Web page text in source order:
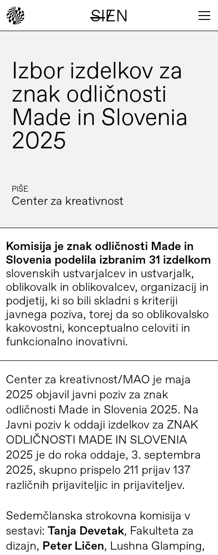
/
SIEN
Izbor izdelkov za
znak odličnosti
Made in Slovenia
2025
PIŠE
Center za kreativnost
Komisija je znak odličnosti Made in
Slovenia podelila izbranim 31 izdelkom
slovenskih ustvarjalcev in ustvarjalk,
oblikovalk in oblikovalcev, organizacij in
podjetij, ki so bili skladni s kriteriji
javnega poziva, torej da so oblikovalsko
kakovostni, konceptualno celoviti in
funkcionalno inovativni.
Center za kreativnost/MAO je maja
2025 objavil javni poziv za znak
odličnosti Made in Slovenia 2025. Na
Javni poziv k oddaji izdelkov za ZNAK
ODLIČNOSTI MADE IN SLOVENIA
2025 je do roka oddaje, 3. septembra
2025, skupno prispelo 211 prijav 137
različnih prijaviteljic in prijaviteljev.
Sedemčlanska strokovna komisija v
sestavi: Tanja Devetak, Fakulteta za
dizajn, Peter Ličen, Lushna Glamping,